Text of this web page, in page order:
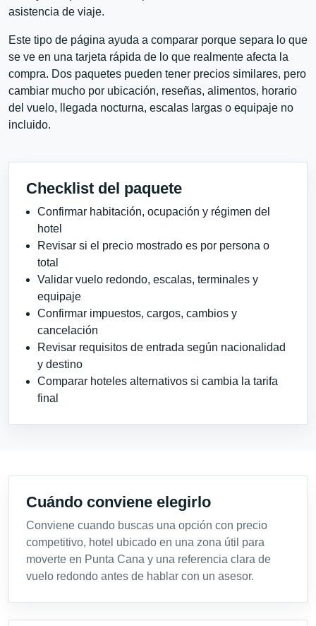
asistencia de viaje.
Este tipo de página ayuda a comparar porque separa lo que
se ve en una tarjeta rápida de lo que realmente afecta la
compra. Dos paquetes pueden tener precios similares, pero
cambiar mucho por ubicación, reseñas, alimentos, horario
del vuelo, llegada nocturna, escalas largas o equipaje no
incluido.
Checklist del paquete
Confirmar habitación, ocupación y régimen del
hotel
Revisar si el precio mostrado es por persona o
total
Validar vuelo redondo, escalas, terminales y
equipaje
Confirmar impuestos, cargos, cambios y
cancelación
Revisar requisitos de entrada según nacionalidad
y destino
Comparar hoteles alternativos si cambia la tarifa
final
Cuándo conviene elegirlo
Conviene cuando buscas una opción con precio
competitivo, hotel ubicado en una zona útil para
moverte en Punta Cana y una referencia clara de
vuelo redondo antes de hablar con un asesor.